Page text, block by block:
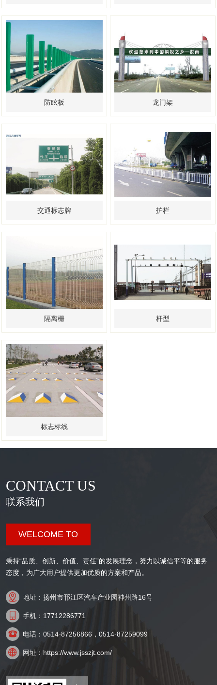
防眩板 龙门架
交通标志牌 护栏
隔离栅 杆型
标志标线
CONTACT US
联系我们
WELCOME TO
秉持“品质、创新、价值、责任”的发展理念，努力以诚信平等的服务
态度，为广大用户提供更加优质的方案和产品。
 地址：扬州市邗江区汽车产业园神州路16号
 手机：17712286771
 电话：0514-87256866，0514-87259099
 网址：https://www.jsszjt.com/